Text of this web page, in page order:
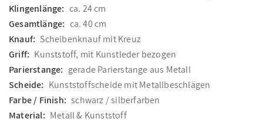
Klingenlänge: ca. 24 cm
Gesamtlänge: ca. 40 cm
Knauf: Scheibenknauf mit Kreuz
Griff: Kunststoff, mit Kunstleder bezogen
Parierstange: gerade Parierstange aus Metall
Scheide: Kunststoffscheide mit Metallbeschlägen
Farbe / Finish: schwarz / silberfarben
Material: Metall & Kunststoff